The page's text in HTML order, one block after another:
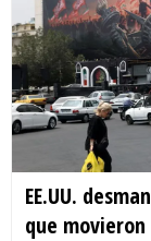
EE.UU.
que